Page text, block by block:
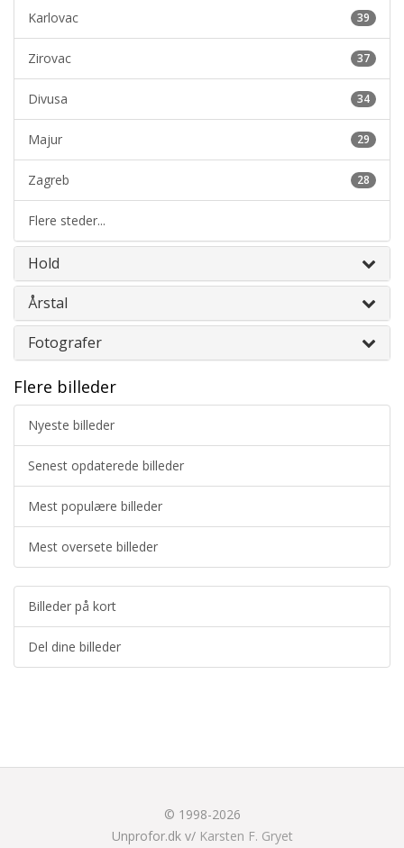
39
Karlovac
37
Zirovac
34
Divusa
29
Majur
28
Zagreb
Flere steder...
Hold
Årstal
Fotografer
Flere billeder
Nyeste billeder
Senest opdaterede billeder
Mest populære billeder
Mest oversete billeder
Billeder på kort
Del dine billeder
© 1998-2026
Unprofor.dk v/ Karsten F. Gryet